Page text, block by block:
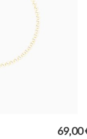
69,00